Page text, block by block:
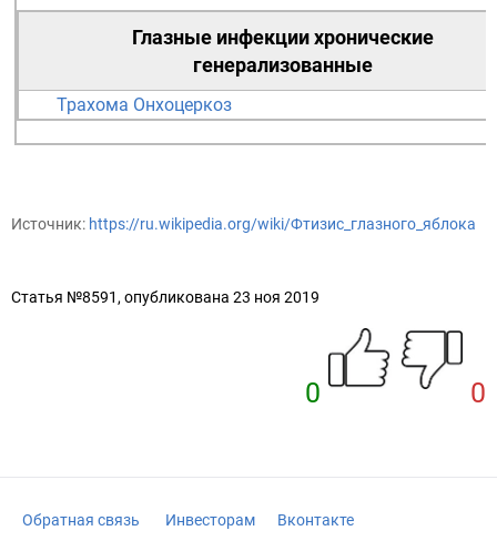
Глазные инфекциихронические
генерализованные
Трахома Онхоцеркоз
Источник: https://ru.wikipedia.org/wiki/Фтизис_глазного_яблока
Статья №8591, опубликована 23 ноя 2019
0 0
Обратная связь Инвесторам
Вконтакте